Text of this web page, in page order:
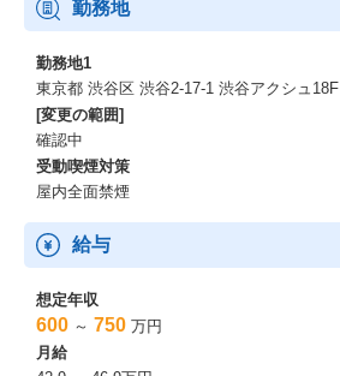
勤務地
勤務地1
東京都 渋谷区 渋谷2-17-1 渋谷アクシュ18F
[変更の範囲]
確認中
受動喫煙対策
屋内全面禁煙
給与
想定年収
600 ～ 750 万円
月給